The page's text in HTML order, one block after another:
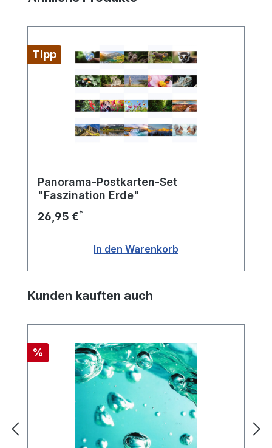
Tipp
Panorama-Postkarten-Set
"Faszination Erde"
26,95 €*
In den Warenkorb
Produktgalerie überspringen
Kunden kauften auch
Rabatt
%